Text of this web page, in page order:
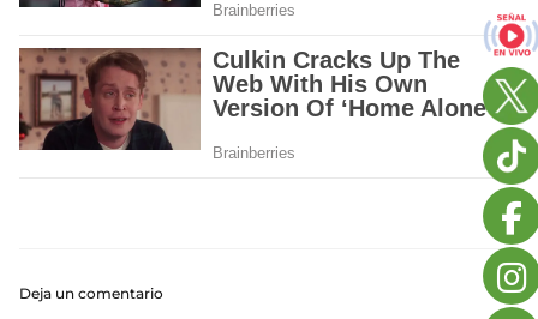
Deja un comentario